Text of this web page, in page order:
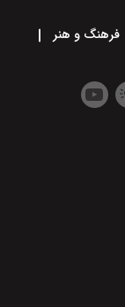
فرهنگ و هنر